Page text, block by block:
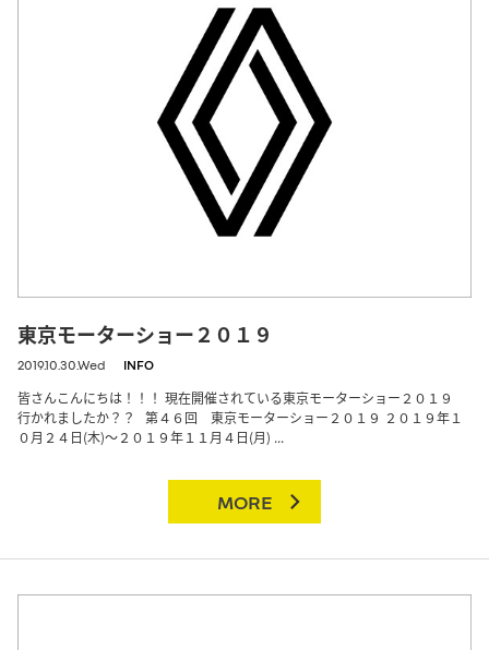
東京モーターショー２０１９
2019.10.30.Wed INFO
皆さんこんにちは！！！ 現在開催されている東京モーターショー２０１９
行かれましたか？？ 第４６回 東京モーターショー２０１９ ２０１９年１
０月２４日(木)～２０１９年１１月４日(月) ...
MORE